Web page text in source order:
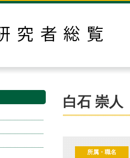
白石 崇人
所属・職名